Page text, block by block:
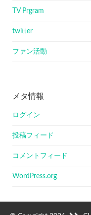
TV Prgram
twitter
ファン活動
メタ情報
ログイン
投稿フィード
コメントフィード
WordPress.org